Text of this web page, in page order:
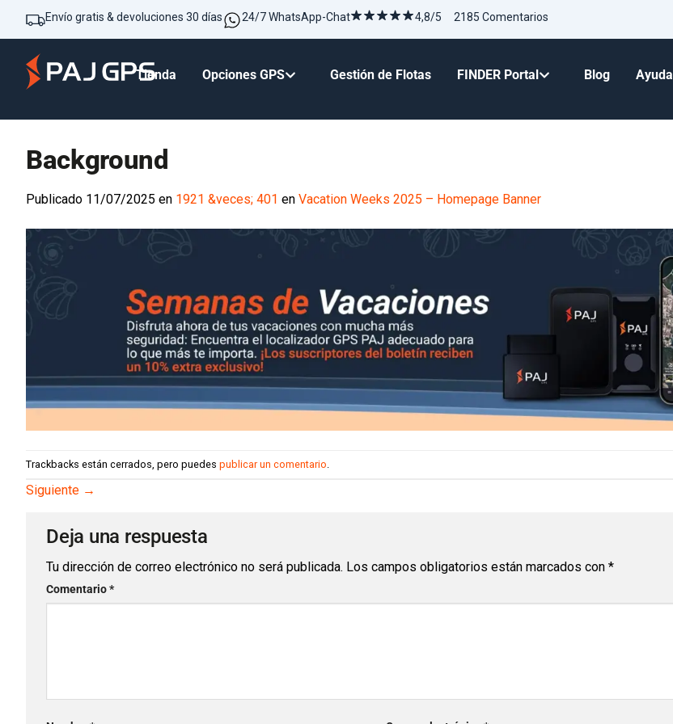
Envío gratis & devoluciones 30 días 24/7 WhatsApp-Chat 4,8/5 2185 Comentarios
Tienda Opciones GPS Gestión de Flotas FINDER Portal Blog Ayuda
Background
Publicado 11/07/2025 en 1921 &veces; 401 en Vacation Weeks 2025 – Homepage Banner
Trackbacks están cerrados, pero puedes publicar un comentario
Siguiente →
Deja una respuesta
Tu dirección de correo electrónico no será publicada. Los campos obligatorios están marcados con *
Comentario*